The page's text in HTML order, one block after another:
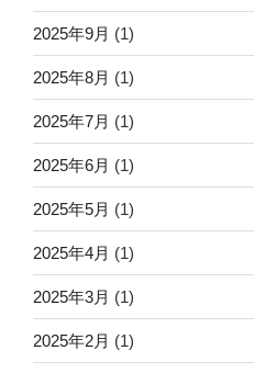
2025年9月 (1)
2025年8月 (1)
2025年7月 (1)
2025年6月 (1)
2025年5月 (1)
2025年4月 (1)
2025年3月 (1)
2025年2月 (1)